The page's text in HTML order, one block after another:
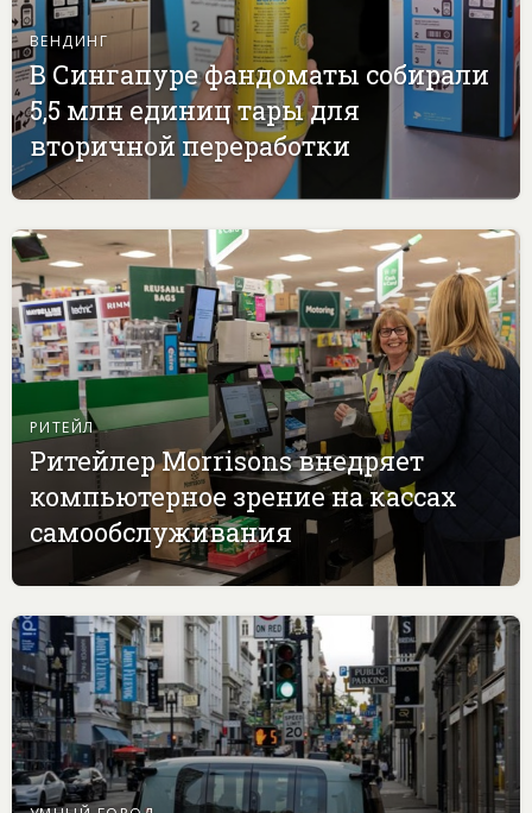
ВЕНДИНГ
В Сингапуре фандоматы собирали
5,5 млн единиц тары для
вторичной переработки
РИТЕЙЛ
Ритейлер Morrisons внедряет
компьютерное зрение на кассах
самообслуживания